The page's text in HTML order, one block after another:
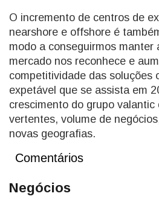
O incremento de centros de
nearshore e offshore é
modo a conseguirmos manter
mercado nos reconhece e
competitividade das soluções
expetável que se assista em
crescimento do grupo valantic
vertentes, volume de
novas geografias.
Comentários
Negócios